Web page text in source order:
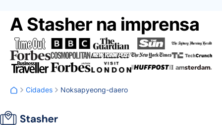
A Stasher na imprensa
Cidades Noksapyeong-daero